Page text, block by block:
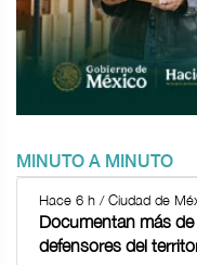
MINUTO A MINUTO
Hace 6 h / Ciudad de
Documentan más
defensores del